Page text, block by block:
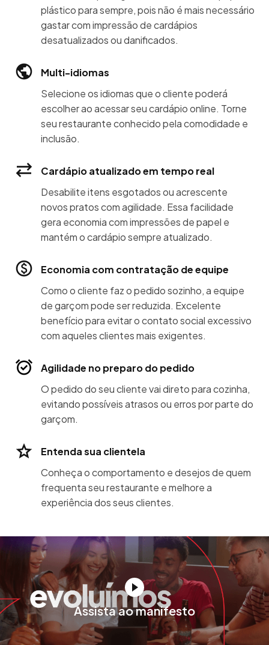
plástico para sempre, pois não é mais necessário
gastar com impressão de cardápios
desatualizados ou danificados.
Multi-idiomas
Selecione os idiomas que o cliente poderá
escolher ao acessar seu cardápio online. Torne
seu restaurante conhecido pela comodidade e
inclusão.
Cardápio atualizado em tempo real
Desabilite itens esgotados ou acrescente
novos pratos com agilidade. Essa facilidade
gera economia com impressões de papel e
mantém o cardápio sempre atualizado.
Economia com contratação de equipe
Como o cliente faz o pedido sozinho, a equipe
de garçom pode ser reduzida. Excelente
benefício para evitar o contato social excessivo
com aqueles clientes mais exigentes.
Agilidade no preparo do pedido
O pedido do seu cliente vai direto para cozinha,
evitando possíveis atrasos ou erros por parte do
garçom.
Entenda sua clientela
Conheça o comportamento e desejos de quem
frequenta seu restaurante e melhore a
experiência dos seus clientes.
Assista ao manifesto